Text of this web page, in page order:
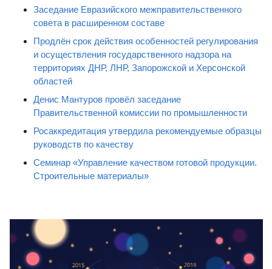
Заседание Евразийского межправительственного
совета в расширенном составе
Продлён срок действия особенностей регулирования
и осуществления государственного надзора на
территориях ДНР, ЛНР, Запорожской и Херсонской
областей
Денис Мантуров провёл заседание
Правительственной комиссии по промышленности
Росаккредитация утвердила рекомендуемые образцы
руководств по качеству
Семинар «Управление качеством готовой продукции.
Строительные материалы»